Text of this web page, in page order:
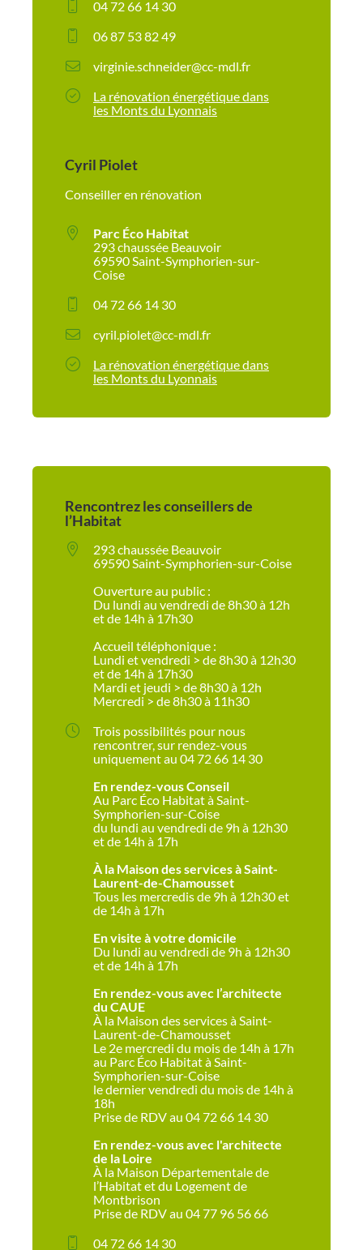
04 72 66 14 30
06 87 53 82 49
virginie.schneider@cc-mdl.fr
La rénovation énergétique dans
les Monts du Lyonnais
Cyril Piolet
Conseiller en rénovation
Parc Éco Habitat
293 chaussée Beauvoir
69590 Saint-Symphorien-sur-
Coise
04 72 66 14 30
cyril.piolet@cc-mdl.fr
La rénovation énergétique dans
les Monts du Lyonnais
Rencontrez les conseillers de
l’Habitat
293 chaussée Beauvoir
69590 Saint-Symphorien-sur-Coise
Ouverture au public :
Du lundi au vendredi de 8h30 à 12h
et de 14h à 17h30
Accueil téléphonique :
Lundi et vendredi > de 8h30 à 12h30
et de 14h à 17h30
Mardi et jeudi > de 8h30 à 12h
Mercredi > de 8h30 à 11h30
Trois possibilités pour nous
rencontrer, sur rendez-vous
uniquement au 04 72 66 14 30
En rendez-vous Conseil
Au Parc Éco Habitat à Saint-
Symphorien-sur-Coise
du lundi au vendredi de 9h à 12h30
et de 14h à 17h
À la Maison des services à Saint-
Laurent-de-Chamousset
Tous les mercredis de 9h à 12h30 et
de 14h à 17h
En visite à votre domicile
Du lundi au vendredi de 9h à 12h30
et de 14h à 17h
En rendez-vous avec l’architecte
du CAUE
À la Maison des services à Saint-
Laurent-de-Chamousset
Le 2e mercredi du mois de 14h à 17h
au Parc Éco Habitat à Saint-
Symphorien-sur-Coise
le dernier vendredi du mois de 14h à
18h
Prise de RDV au 04 72 66 14 30
En rendez-vous avec l'architecte
de la Loire
À la Maison Départementale de
l’Habitat et du Logement de
Montbrison
Prise de RDV au 04 77 96 56 66
04 72 66 14 30